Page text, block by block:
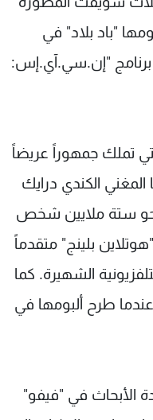
"باد بلاد" في
برنامج "إن.سي.آي.إس:
تملك جمهوراً عريضاً
الكندي درايك
ستة ملايين شخص
بلينج" متقدماً
الشهيرة. كما
عندما طرح ألبومها في
الأبحاث في "فيفو"